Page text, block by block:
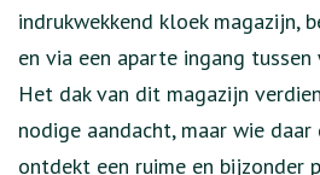
indrukwekkend kloek magazijn,
en via een aparte ingang tussen
Het dak van dit magazijn
nodige aandacht, maar wie
ontdekt een ruime en bijzonder